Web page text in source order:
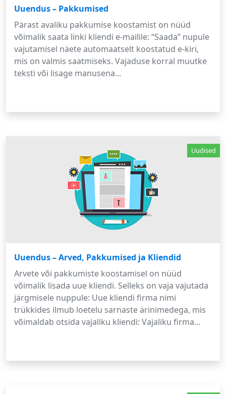
Uuendus – Pakkumised
Pärast avaliku pakkumise koostamist on nüüd
võimalik saata linki kliendi e-mailile: “Saada” nupule
vajutamisel näete automaatselt koostatud e-kiri,
mis on valmis saatmiseks. Vajaduse korral muutke
teksti või lisage manusena...
Uuendus – Arved, Pakkumised ja Kliendid
Uudised
Arvete või pakkumiste koostamisel on nüüd
võimalik lisada uue kliendi. Selleks on vaja vajutada
järgmisele nuppule: Uue kliendi firma nimi
trükkides ilmub loetelu sarnaste ärinimedega, mis
võimaldab otsida vajaliku kliendi: Vajaliku firma...